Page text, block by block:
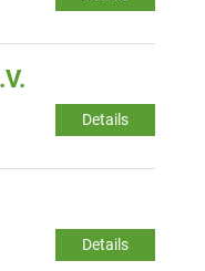
Details
Details